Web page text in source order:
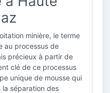
minière, le terme
au processus de
précieux à partir de
clé de ce processus
unique de mousse qui
la séparation des